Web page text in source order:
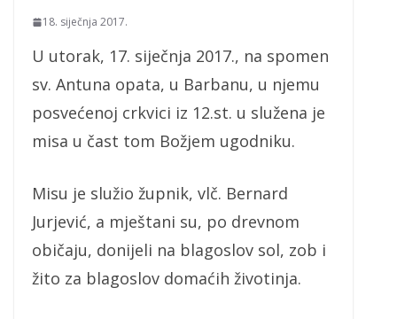
18. siječnja 2017.
U utorak, 17. siječnja 2017., na spomen
sv. Antuna opata, u Barbanu, u njemu
posvećenoj crkvici iz 12.st. u služena je
misa u čast tom Božjem ugodniku.
Misu je služio župnik, vlč. Bernard
Jurjević, a mještani su, po drevnom
običaju, donijeli na blagoslov sol, zob i
žito za blagoslov domaćih životinja.